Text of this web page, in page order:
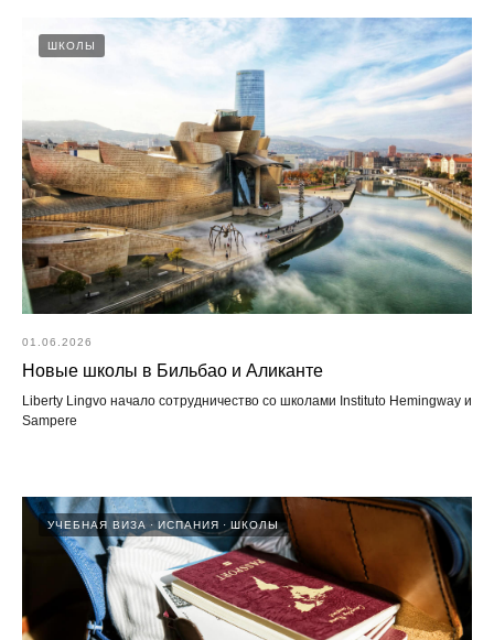
ШКОЛЫ
01.06.2026
Новые школы в Бильбао и Аликанте
Liberty Lingvo начало сотрудничество со школами Instituto Hemingway и
Sampere
УЧЕБНАЯ ВИЗА ИСПАНИЯ ШКОЛЫ